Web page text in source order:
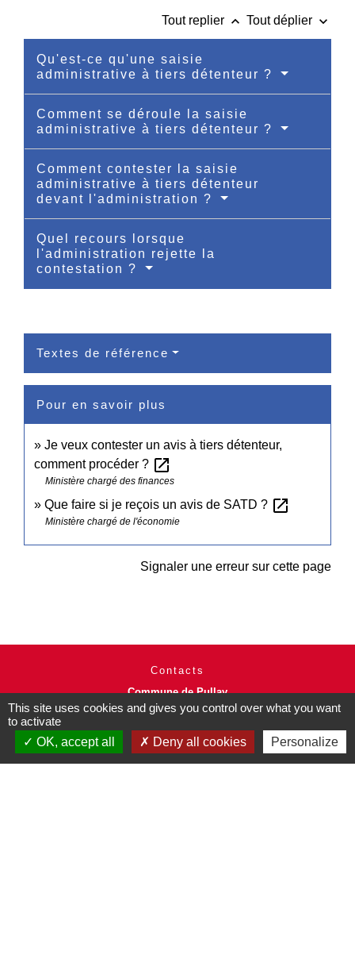
Tout replier keyboard_arrow_up Tout déplier keyboard_arrow_down
Qu'est-ce qu'une saisie
administrative à tiers détenteur ?
Comment se déroule la saisie
administrative à tiers détenteur ?
Comment contester la saisie
administrative à tiers détenteur
devant l'administration ?
Quel recours lorsque
l'administration rejette la
contestation ?
Textes de référence
Pour en savoir plus
Je veux contester un avis à tiers détenteur,
comment procéder ? open_in_new
Ministère chargé des finances
Que faire si je reçois un avis de SATD ? open_in_new
Ministère chargé de l'économie
Signaler une erreur sur cette page
Contacts
Commune de Pullay
2 rue des Rossignols
+33 2 32 32 18 58
This site uses cookies and gives you control over what you want
to activate
OK, accept all
Deny all cookies Personalize